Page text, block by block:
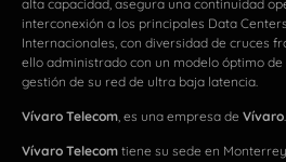
alta capacidad, asegura una continuidad
interconexión a los principales Data
Internacionales, con diversidad de cruces
ello administrado con un modelo óptimo
gestión de su red de ultra baja latencia.
Vívaro Telecom, es una empresa de Vívaro.
Vívaro Telecom tiene su sede en Monterrey